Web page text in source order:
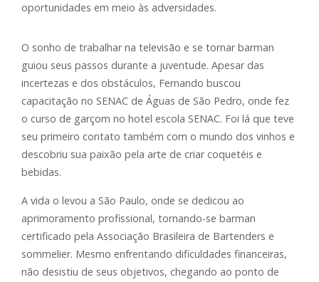
oportunidades em meio às adversidades.
O sonho de trabalhar na televisão e se tornar barman
guiou seus passos durante a juventude. Apesar das
incertezas e dos obstáculos, Fernando buscou
capacitação no SENAC de Águas de São Pedro, onde fez
o curso de garçom no hotel escola SENAC. Foi lá que teve
seu primeiro contato também com o mundo dos vinhos e
descobriu sua paixão pela arte de criar coquetéis e
bebidas.
A vida o levou a São Paulo, onde se dedicou ao
aprimoramento profissional, tornando-se barman
certificado pela Associação Brasileira de Bartenders e
sommelier. Mesmo enfrentando dificuldades financeiras,
não desistiu de seus objetivos, chegando ao ponto de